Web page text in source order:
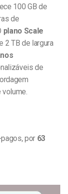
100 GB de
de
plano Scale
2 TB de largura
de
por 63